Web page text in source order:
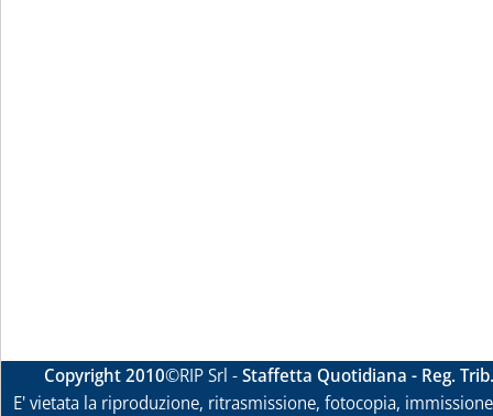
Copyright 2010©RIP Srl -Staffetta Quotidiana - Reg.
E' vietata la riproduzione, ritrasmissione, fotocopia,